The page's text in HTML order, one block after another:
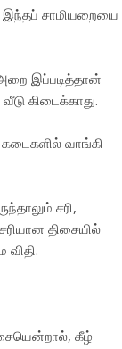
இந்தப் சாமியறையை
அறை இப்படித்தான்
கிடைக்காது.
வாங்கி
சரி,
திசையில்
கீழ்